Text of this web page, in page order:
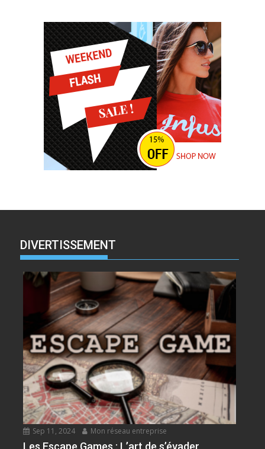
DIVERTISSEMENT
Sep 11, 2024 Mon réseau entreprise
Les Escape Games : L’art de s’évader